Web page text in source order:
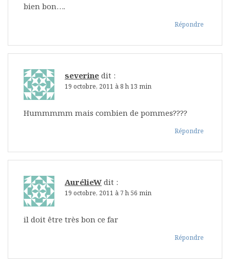
bien bon….
Répondre
severine dit :
19 octobre, 2011 à 8 h 13 min
Hummmmm mais combien de pommes????
Répondre
AurélieW dit :
19 octobre, 2011 à 7 h 56 min
il doit être très bon ce far
Répondre